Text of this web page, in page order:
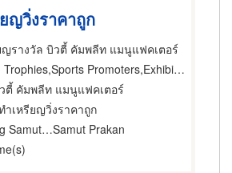
ญวิ่งราคาถูก
ญรางวัล บิวตี้ คัมพลีท แมนูแฟคเตอร์
Promoters,Exhibitions & Trade Fairs-Organisers
ตี้ คัมพลีท แมนูแฟคเตอร์
ำเหรียญวิ่งราคาถูก
Amphoe Mueang Samut PrakarnSamut Prakan